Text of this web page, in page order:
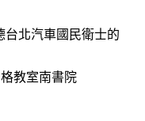
台北汽車國民衛士的
教室南書院